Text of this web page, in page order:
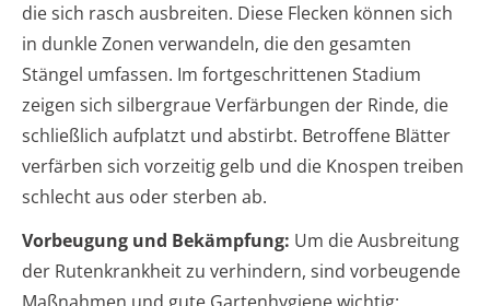
die sich rasch ausbreiten. Diese Flecken können sich
in dunkle Zonen verwandeln, die den gesamten
Stängel umfassen. Im fortgeschrittenen Stadium
zeigen sich silbergraue Verfärbungen der Rinde, die
schließlich aufplatzt und abstirbt. Betroffene Blätter
verfärben sich vorzeitig gelb und die Knospen treiben
schlecht aus oder sterben ab.
Vorbeugung und Bekämpfung: Um die Ausbreitung
der Rutenkrankheit zu verhindern, sind vorbeugende